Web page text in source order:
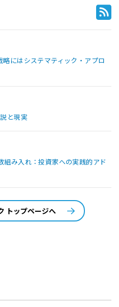
にはシステマティック・アプロ
と現実
み入れ：投資家への実践的アド
トップページへ